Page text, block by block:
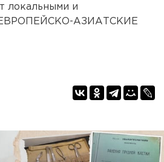
локальными и
ЕВРОПЕЙСКО-АЗИАТСКИЕ